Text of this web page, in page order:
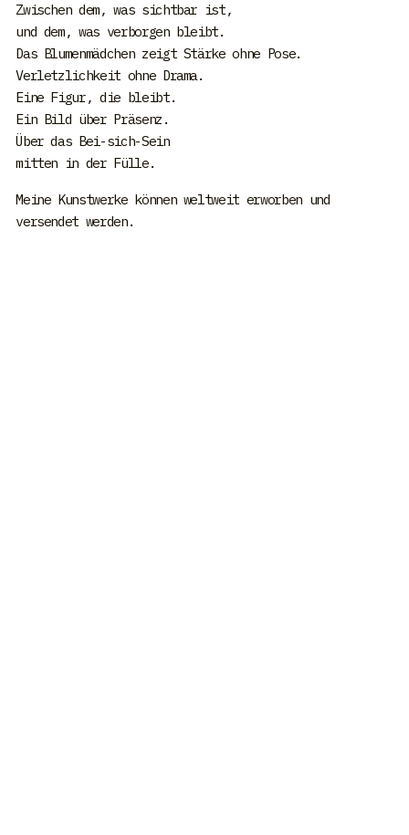
Zwischen dem, was sichtbar ist,
und dem, was verborgen bleibt.
Das Blumenmädchen zeigt Stärke ohne Pose.
Verletzlichkeit ohne Drama.
Eine Figur, die bleibt.
Ein Bild über Präsenz.
Über das Bei-sich-Sein
mitten in der Fülle.
Meine Kunstwerke können weltweit erworben und
versendet werden.